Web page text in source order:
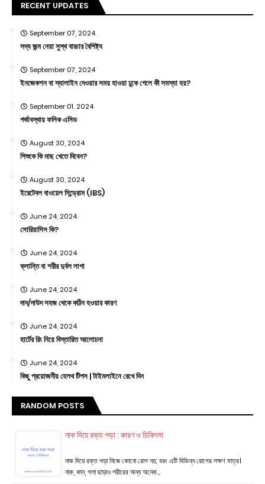
RECENT UPDATES
September 07, 2024
সদ্য জন্ম নেয়া সুস্থ বাচ্চার বৈশিষ্ট্য
September 07, 2024
ইনজেকশন বা স্যালাইন দেওয়ার সময় হাওয়া ঢুকে গেলে কী সমস্যা হয়?
September 01, 2024
গর্ভাবস্থায় ফলিক এসিড
August 30, 2024
শিশুকে কি মাছ খেতে দিবেন?
August 30, 2024
ইরেটেবল বাওয়েল সিন্ড্রোম (IBS)
June 24, 2024
সোরিয়াসিস কি?
June 24, 2024
ক্লান্তি বা শরীর দুর্বল লাগা
June 24, 2024
দাদ/দাউদ সহজ থেকে কঠিন হওয়ার কারণ
June 24, 2024
হার্টের রিং নিয়ে বিস্তারিত আলোচনা
June 24, 2024
কিছু প্রয়োজনীয় হেলথ টিপস | টাইমলাইনে রেখে দিন
RANDOM POSTS
নাক দিয়ে রক্ত পড়া : কারণ ও চিকিৎসা
নাক দিয়ে রক্ত পড়া নিজে কোনো রোগ নয়; বরং এটি বিভিন্ন রোগের লক্ষণ মাত্র।
নাক, কান, গলা ছাড়াও শরীরের অন্য অনেক…